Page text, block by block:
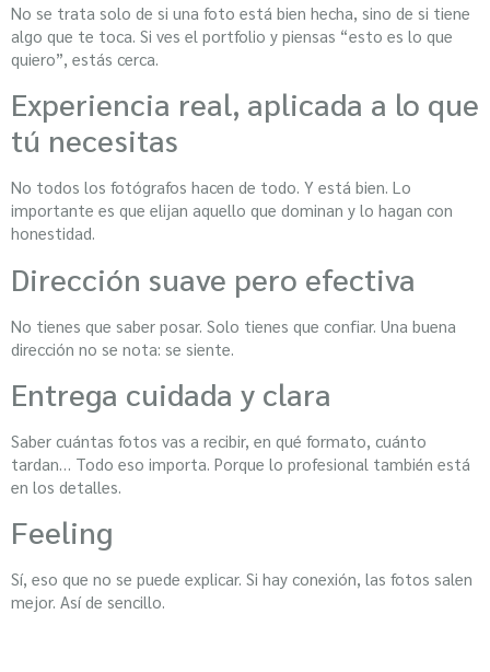
No se trata solo de si una foto está bien hecha, sino de si tiene
algo que te toca. Si ves el portfolio y piensas “esto es lo que
quiero”, estás cerca.
Experiencia real, aplicada a lo que
tú necesitas
No todos los fotógrafos hacen de todo. Y está bien. Lo
importante es que elijan aquello que dominan y lo hagan con
honestidad.
Dirección suave pero efectiva
No tienes que saber posar. Solo tienes que confiar. Una buena
dirección no se nota: se siente.
Entrega cuidada y clara
Saber cuántas fotos vas a recibir, en qué formato, cuánto
tardan… Todo eso importa. Porque lo profesional también está
en los detalles.
Feeling
Sí, eso que no se puede explicar. Si hay conexión, las fotos salen
mejor. Así de sencillo.